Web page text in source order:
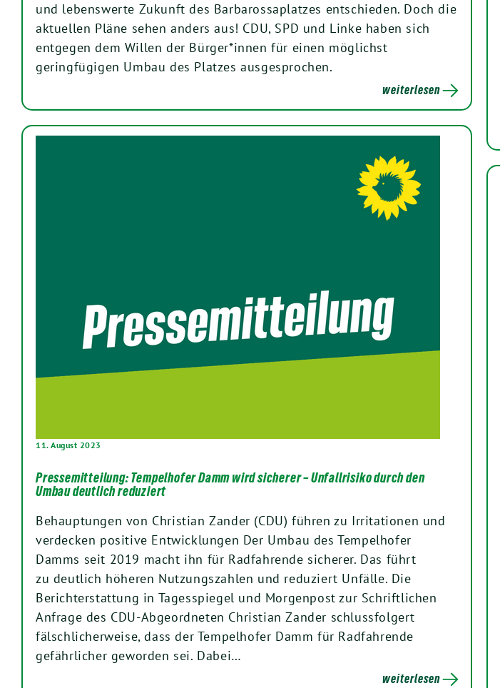
und lebenswerte Zukunft des Barbarossaplatzes entschieden. Doch die
aktuellen Pläne sehen anders aus! CDU, SPD und Linke haben sich
entgegen dem Willen der Bürger*innen für einen möglichst
geringfügigen Umbau des Platzes ausgesprochen.
weiterlesen
11. August 2023
Pressemitteilung: Tempelhofer Damm wird sicherer – Unfallrisiko durch den
Umbau deutlich reduziert
Behauptungen von Christian Zander (CDU) führen zu Irritationen und
verdecken positive Entwicklungen Der Umbau des Tempelhofer
Damms seit 2019 macht ihn für Radfahrende sicherer. Das führt
zu deutlich höheren Nutzungszahlen und reduziert Unfälle. Die
Berichterstattung in Tagesspiegel und Morgenpost zur Schriftlichen
Anfrage des CDU-Abgeordneten Christian Zander schlussfolgert
fälschlicherweise, dass der Tempelhofer Damm für Radfahrende
gefährlicher geworden sei. Dabei…
weiterlesen